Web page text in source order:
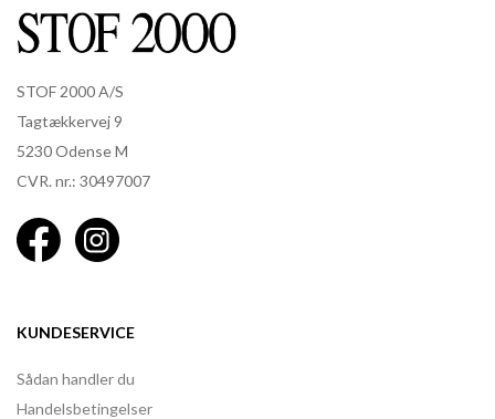
STOF 2000 A/S
Tagtækkervej 9
5230 Odense M
CVR. nr.: 30497007
KUNDESERVICE
Sådan handler du
Handelsbetingelser